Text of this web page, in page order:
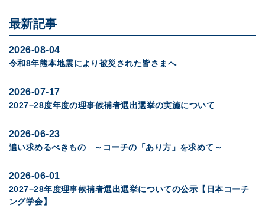
最新記事
2026-08-04
令和8年熊本地震により被災された皆さまへ
2026-07-17
2027−28度年度の理事候補者選出選挙の実施について
2026-06-23
追い求めるべきもの ～コーチの「あり方」を求めて～
2026-06-01
2027−28年度理事候補者選出選挙についての公示【日本コーチ
ング学会】